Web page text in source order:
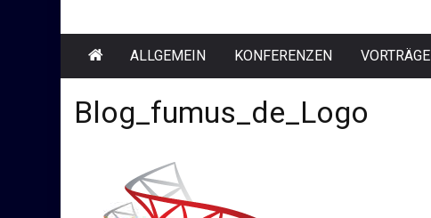
ALLGEMEIN KONFERENZEN VORTRÄGE
Blog_fumus_de_Logo